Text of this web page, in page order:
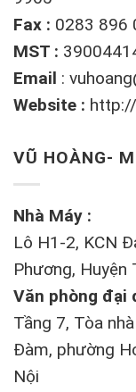
Fax : 0283 896
MST :
Email :
Website :
VŨ HOÀNG-
Nhà Máy :
Lô H1-2, KCN
Phương, Huyện
Văn phòng đại
Tầng 7, Tòa
Đàm, phường
Nội